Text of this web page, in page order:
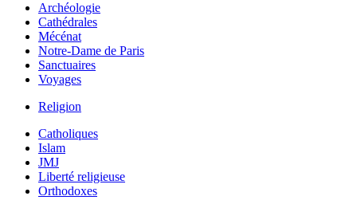
Archéologie
Cathédrales
Mécénat
Notre-Dame de Paris
Sanctuaires
Voyages
Religion
Catholiques
Islam
JMJ
Liberté religieuse
Orthodoxes